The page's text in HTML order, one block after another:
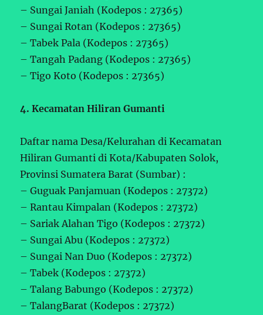
– Sungai Janiah (Kodepos : 27365)
– Sungai Rotan (Kodepos : 27365)
– Tabek Pala (Kodepos : 27365)
– Tangah Padang (Kodepos : 27365)
– Tigo Koto (Kodepos : 27365)
4. Kecamatan Hiliran Gumanti
Daftar nama Desa/Kelurahan di Kecamatan
Hiliran Gumanti di Kota/Kabupaten Solok,
Provinsi Sumatera Barat (Sumbar) :
– Guguak Panjamuan (Kodepos : 27372)
– Rantau Kimpalan (Kodepos : 27372)
– Sariak Alahan Tigo (Kodepos : 27372)
– Sungai Abu (Kodepos : 27372)
– Sungai Nan Duo (Kodepos : 27372)
– Tabek (Kodepos : 27372)
– Talang Babungo (Kodepos : 27372)
– TalangBarat (Kodepos : 27372)